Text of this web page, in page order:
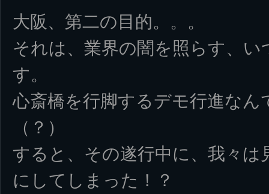
大阪、第二の目的。。。
それは、業界の闇を照らす、
す。
心斎橋を行脚するデモ行進な
（？）
すると、その遂行中に、我々
にしてしまった！？